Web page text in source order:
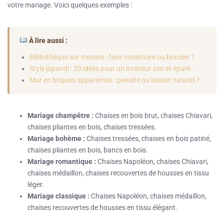
votre mariage. Voici quelques exemples :
À lire aussi :
Bibliothèque sur mesure : faire construire ou bricoler ?
Style japandi : 20 idées pour un intérieur zen et épuré
Mur en briques apparentes : peindre ou laisser naturel ?
Mariage champêtre : Chaises en bois brut, chaises Chiavari,
chaises pliantes en bois, chaises tressées.
Mariage bohème : Chaises tressées, chaises en bois patiné,
chaises pliantes en bois, bancs en bois.
Mariage romantique : Chaises Napoléon, chaises Chiavari,
chaises médaillon, chaises recouvertes de housses en tissu
léger.
Mariage classique : Chaises Napoléon, chaises médaillon,
chaises recouvertes de housses en tissu élégant.